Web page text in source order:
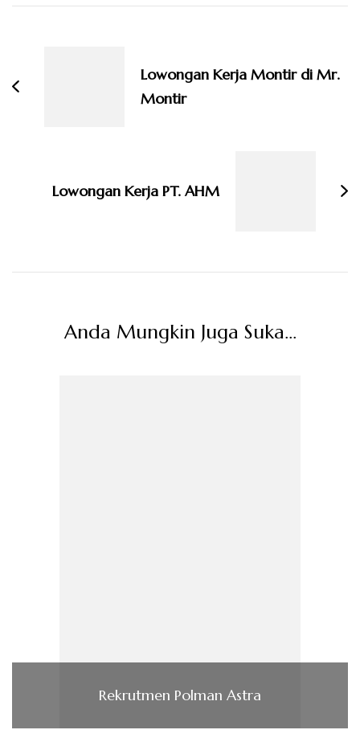
Lowongan Kerja Montir di Mr.
Montir
Lowongan Kerja PT. AHM
Anda Mungkin Juga Suka...
Rekrutmen Polman Astra